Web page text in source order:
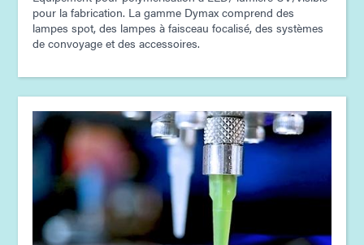
Guide : Équipement de dosage (FR)
pour la fabrication. La gamme Dymax comprend des
lampes spot, des lampes à faisceau focalisé, des systèmes
de convoyage et des accessoires.